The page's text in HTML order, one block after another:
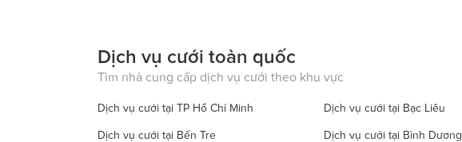
Dịch vụ cưới toàn quốc
Tìm nhà cung cấp dịch vụ cưới theo khu vực
Dịch vụ cưới tại TP Hồ Chí Minh Dịch vụ cưới tại Bạc Liêu
Dịch vụ cưới tại Bến Tre Dịch vụ cưới tại Bình Dương